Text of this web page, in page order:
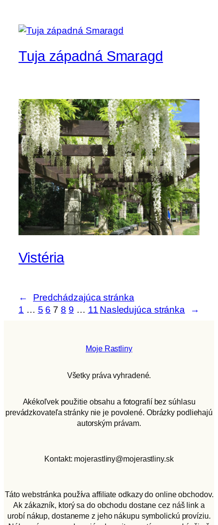
Tuja západná Smaragd
Vistéria
←
Predchádzajúca stránka
1 … 5 6 7 8 9 … 11 Nasledujúca stránka →
Moje Rastliny
Všetky práva vyhradené.
Akékoľvek použitie obsahu a fotografií bez súhlasu
prevádzkovateľa stránky nie je povolené. Obrázky podliehajú
autorským právam.
Kontakt: mojerastliny@mojerastliny.sk
Táto webstránka používa affiliate odkazy do online obchodov.
Ak zákazník, ktorý sa do obchodu dostane cez náš link a
urobí nákup, dostaneme z jeho nákupu symbolickú províziu.